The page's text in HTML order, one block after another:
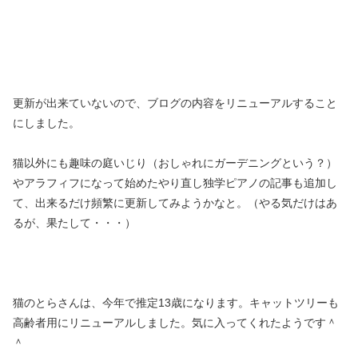
更新が出来ていないので、ブログの内容をリニューアルすること
にしました。
猫以外にも趣味の庭いじり（おしゃれにガーデニングという？）
やアラフィフになって始めたやり直し独学ピアノの記事も追加し
て、出来るだけ頻繁に更新してみようかなと。（やる気だけはあ
るが、果たして・・・）
猫のとらさんは、今年で推定13歳になります。キャットツリーも
高齢者用にリニューアルしました。気に入ってくれたようです＾